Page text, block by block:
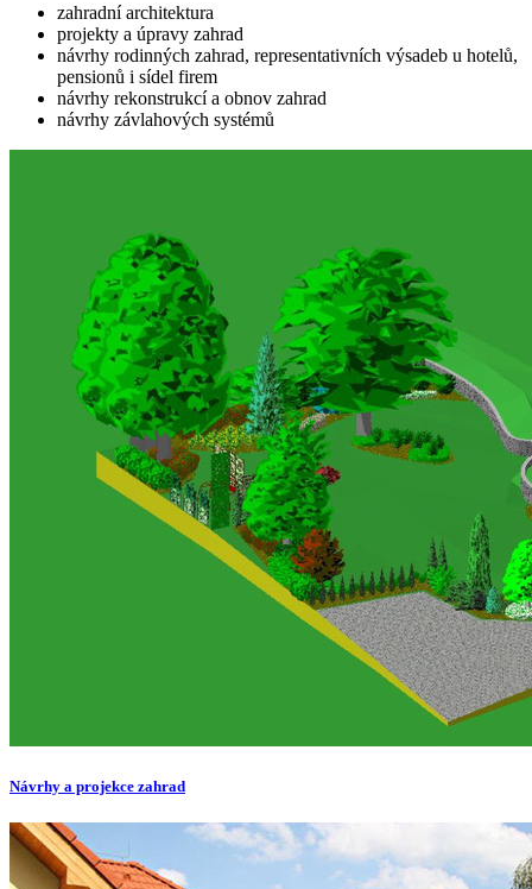
zahradní architektura
projekty a úpravy zahrad
návrhy rodinných zahrad, representativních výsadeb u hotelů,
pensionů i sídel firem
návrhy rekonstrukcí a obnov zahrad
návrhy závlahových systémů
Návrhy a projekce zahrad